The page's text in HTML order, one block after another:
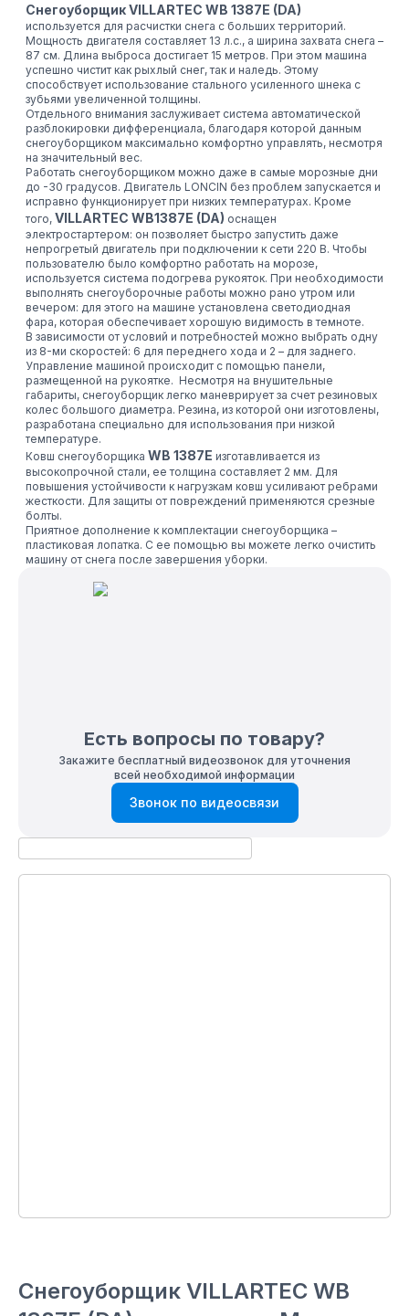
Снегоуборщик VILLARTEC WB 1387E (DA)
используется для расчистки снега с больших территорий.
Мощность двигателя составляет 13 л.с., а ширина захвата снега –
87 см. Длина выброса достигает 15 метров. При этом машина
успешно чистит как рыхлый снег, так и наледь. Этому
способствует использование стального усиленного шнека с
зубьями увеличенной толщины.
Отдельного внимания заслуживает система автоматической
разблокировки дифференциала, благодаря которой данным
снегоуборщиком максимально комфортно управлять, несмотря
на значительный вес.
Работать снегоуборщиком можно даже в самые морозные дни
до -30 градусов. Двигатель LONCIN без проблем запускается и
исправно функционирует при низких температурах. Кроме
того, VILLARTEC WB1387E (DA) оснащен
электростартером: он позволяет быстро запустить даже
непрогретый двигатель при подключении к сети 220 В. Чтобы
пользователю было комфортно работать на морозе,
используется система подогрева рукояток. При необходимости
выполнять снегоуборочные работы можно рано утром или
вечером: для этого на машине установлена светодиодная
фара, которая обеспечивает хорошую видимость в темноте.
В зависимости от условий и потребностей можно выбрать одну
из 8-ми скоростей: 6 для переднего хода и 2 – для заднего.
Управление машиной происходит с помощью панели,
размещенной на рукоятке. Несмотря на внушительные
габариты, снегоуборщик легко маневрирует за счет резиновых
колес большого диаметра. Резина, из которой они изготовлены,
разработана специально для использования при низкой
температуре.
Ковш снегоуборщика WB 1387E изготавливается из
высокопрочной стали, ее толщина составляет 2 мм. Для
повышения устойчивости к нагрузкам ковш усиливают ребрами
жесткости. Для защиты от повреждений применяются срезные
болты.
Приятное дополнение к комплектации снегоуборщика –
пластиковая лопатка. С ее помощью вы можете легко очистить
машину от снега после завершения уборки.
Есть вопросы по товару?
Закажите бесплатный видеозвонок для уточнения
всей необходимой информации
Звонок по видеосвязи
Снегоуборщик VILLARTEC WB